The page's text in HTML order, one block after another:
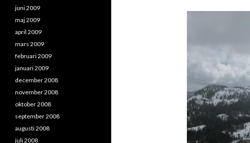
juni 2009
maj 2009
april 2009
mars 2009
februari 2009
januari 2009
december 2008
november 2008
oktober 2008
september 2008
augusti 2008
juli 2008